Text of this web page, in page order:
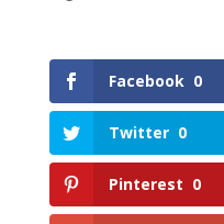
Facebook 0
Twitter 0
Pinterest 0